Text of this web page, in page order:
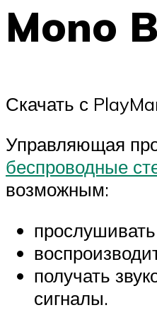
Mono
Скачать с
Управляющая
беспроводные
возможным:
получать
сигналы.